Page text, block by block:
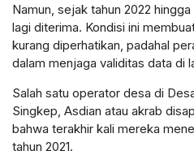
Namun, sejak tahun 2022
lagi diterima. Kondisi ini
kurang diperhatikan, padahal
dalam menjaga validitas data di
Salah satu operator desa di
Singkep, Asdian atau akrab
bahwa terakhir kali mereka
tahun 2021.